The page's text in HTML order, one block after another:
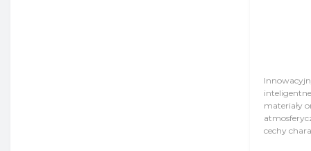
materiały
cechy